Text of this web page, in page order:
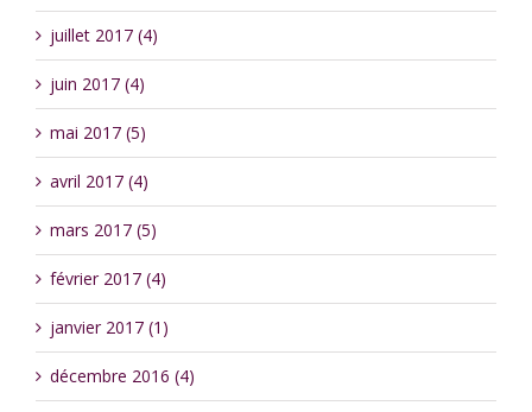
juillet 2017 (4)
juin 2017 (4)
mai 2017 (5)
avril 2017 (4)
mars 2017 (5)
février 2017 (4)
janvier 2017 (1)
décembre 2016 (4)